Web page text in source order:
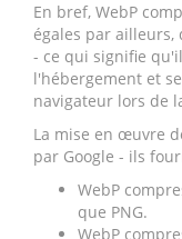
En bref, WebP
égales par ailleurs,
- ce qui signifie
l'hébergement et
navigateur lors de
La mise en œuvre
par Google - ils
WebP
que PNG.
WebP